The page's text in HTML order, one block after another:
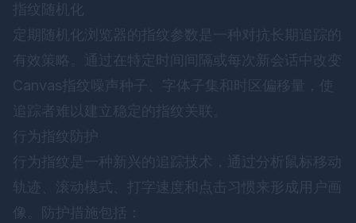
指纹随机化
定期随机化浏览器的指纹参数是一种对抗长期追踪的
有效策略。通过在特定时间间隔或每次新会话中改变
Canvas指纹噪声种子、字体子集和时区偏移量，使
追踪者难以建立稳定的指纹关联。
行为指纹防护
行为指纹是一种新兴的追踪技术，通过分析鼠标移动
轨迹、滚动模式、打字速度和点击习惯来形成用户画
像。防护措施包括：